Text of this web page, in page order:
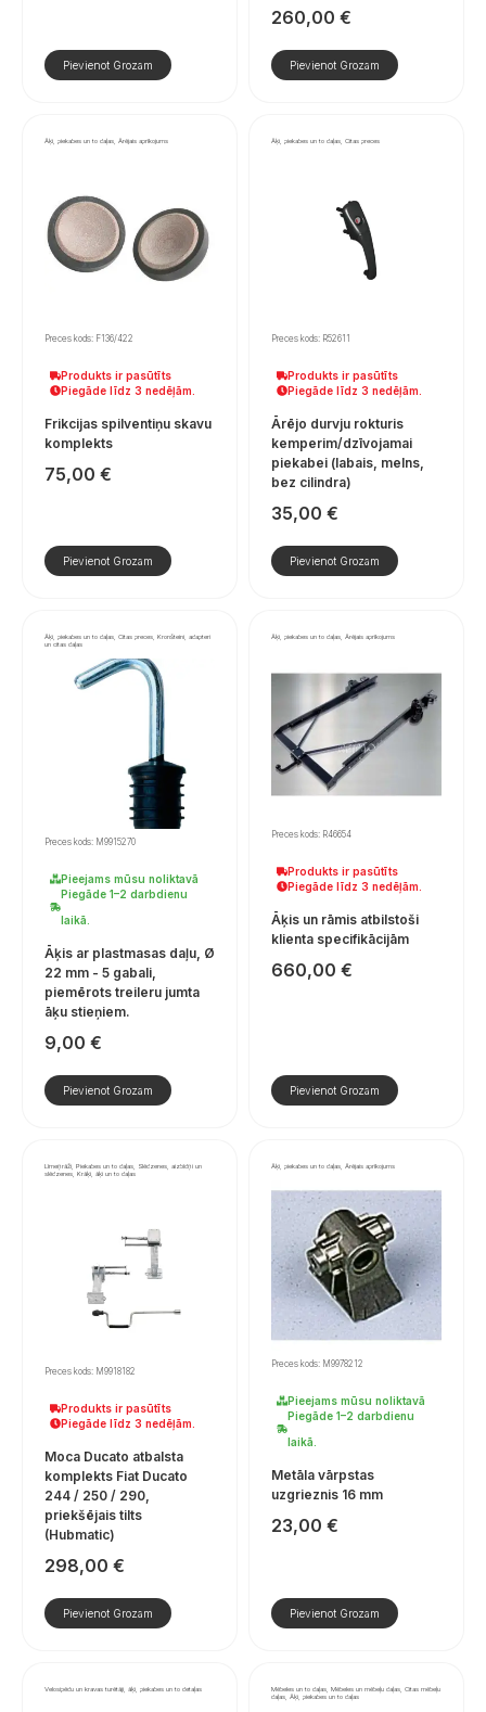
Pievienot Grozam
260,00 €
Pievienot Grozam
Āķi, piekabes un to daļas, Ārējais aprīkojums
Preces kods: F136/422
Produkts ir pasūtīts
Piegāde līdz 3 nedēļām.
Frikcijas spilventiņu skavu
komplekts
75,00 €
Pievienot Grozam
Āķi, piekabes un to daļas, Citas preces
Preces kods: R52611
Produkts ir pasūtīts
Piegāde līdz 3 nedēļām.
Ārējo durvju rokturis
kemperim/dzīvojamai
piekabei (labais, melns,
bez cilindra)
35,00 €
Pievienot Grozam
Āķi, piekabes un to daļas, Citas preces, Kronšteini, adapteri
un citas daļas
Preces kods: M9915270
Pieejams mūsu noliktavā
Piegāde 1–2 darbdienu
laikā.
Āķis ar plastmasas daļu, Ø
22 mm - 5 gabali,
piemērots treileru jumta
āķu stieņiem.
9,00 €
Pievienot Grozam
Āķi, piekabes un to daļas, Ārējais aprīkojums
Preces kods: R46654
Produkts ir pasūtīts
Piegāde līdz 3 nedēļām.
Āķis un rāmis atbilstoši
klienta specifikācijām
660,00 €
Pievienot Grozam
Līmeņrāži, Piekabes un to daļas, Slēdzenes, aizbīdņi un
slēdzenes, Krāķi, āķi un to daļas
Preces kods: M9918182
Produkts ir pasūtīts
Piegāde līdz 3 nedēļām.
Moca Ducato atbalsta
komplekts Fiat Ducato
244 / 250 / 290,
priekšējais tilts
(Hubmatic)
298,00 €
Pievienot Grozam
Āķi, piekabes un to daļas, Ārējais aprīkojums
Preces kods: M9978212
Pieejams mūsu noliktavā
Piegāde 1–2 darbdienu
laikā.
Metāla vārpstas
uzgrieznis 16 mm
23,00 €
Pievienot Grozam
Velosipēdu un kravas turētāji, āķi, piekabes un to detaļas
Mēbeles un to daļas, Mēbeles un mēbeļu daļas, Citas mēbeļu
daļas, Āķi, piekabes un to daļas